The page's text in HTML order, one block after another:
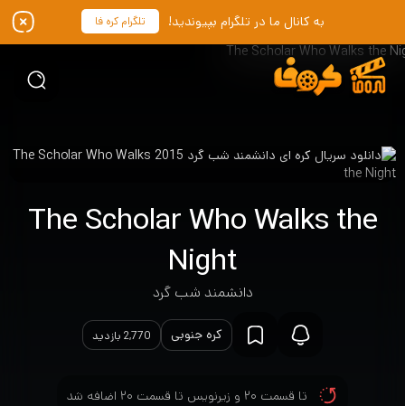
به کانال ما در تلگرام بپیوندید! تلگرام کره فا
The Scholar Who Walks the
Night
دانشمند شب گرد
کره جنوبی 2,770 بازدید
تا قسمت ۲۰ و زیرنویس تا قسمت ۲۰ اضافه شد